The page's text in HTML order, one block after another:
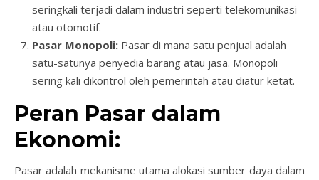
seringkali terjadi dalam industri seperti telekomunikasi
atau otomotif.
Pasar Monopoli: Pasar di mana satu penjual adalah
satu-satunya penyedia barang atau jasa. Monopoli
sering kali dikontrol oleh pemerintah atau diatur ketat.
Peran Pasar dalam
Ekonomi:
Pasar adalah mekanisme utama alokasi sumber daya dalam